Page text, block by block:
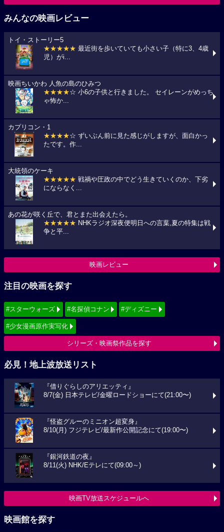
みんなの映画レビュー
トイ・ストーリー5
★★★★★ 最近街を歩いていても小さい子（特に3、4歳
児）がi...
映画ちいかわ 人魚の島のひみつ
★★★★☆ 小6の子供と行きました。 セイレーンがめっち
ゃ怖か...
カプリコン・1
★★★★☆ ずいぶん前に見た感じがしますが、面白かっ
たです。作...
大統領のケーキ
★★★★★ 戦禍や圧政の中でどう生きていくのか、下劣
にならなく...
あの花が咲く丘で、君とまた出会えたら。
★★★★★ NHKラジオ深夜便明日への言葉,夏の特集は戦
争と平...
映画レビュー
注目の映画を探す
#スターウォーズ #名探偵コナン #ディズニー
#少女漫画原作実写化
シリーズ・映画祭作品を探す
必見！地上波放送リスト
『借りぐらしのアリエッティ』
8/7(金) 日本テレビ/金曜ロードショーにて(21:00〜)
『怪盗グルーのミニオン超変身』
8/10(月) フジテレビ/最新作公開記念にて(19:00〜)
『銀河鉄道の夜』
8/11(火) NHK/Eテレにて(09:00～)
映画TV放送スケジュールへ
映画館を探す